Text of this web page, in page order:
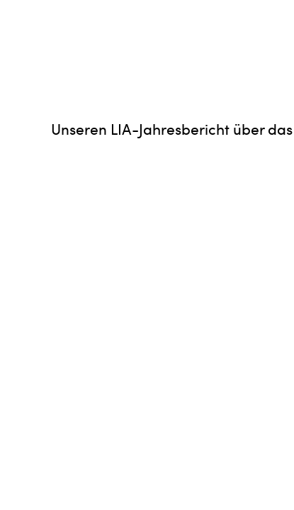
Unseren LIA-Jahresbericht über